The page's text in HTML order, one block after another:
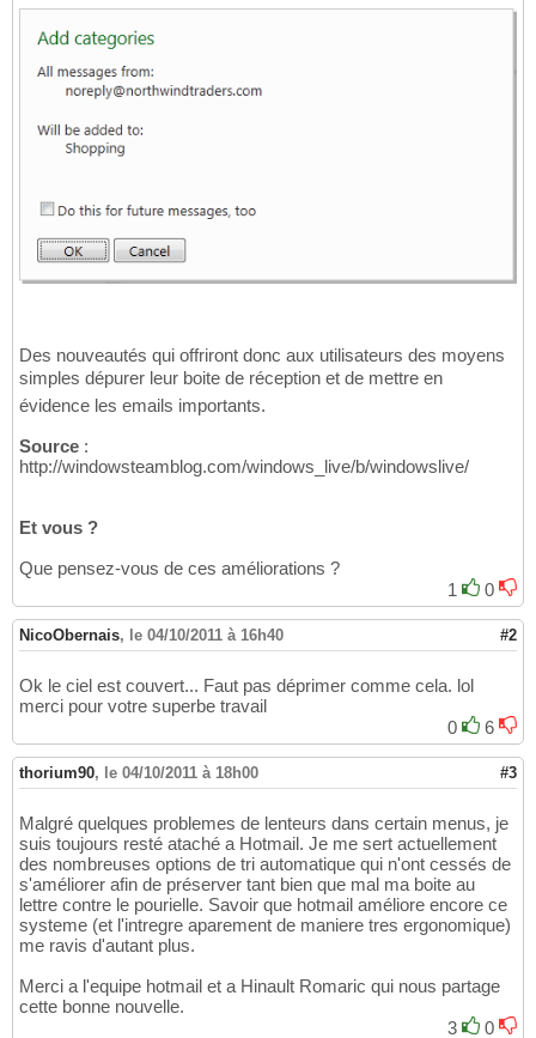
Des nouveautés qui offriront donc aux utilisateurs des moyens
simples dépurer leur boite de réception et de mettre en
évidence les emails importants.
Source :
http://windowsteamblog.com/windows_live/b/windowslive/
Et vous ?
Que pensez-vous de ces améliorations ?
1
0
NicoObernais, le 04/10/2011 à 16h40 #2
Ok le ciel est couvert... Faut pas déprimer comme cela. lol
merci pour votre superbe travail
0
6
thorium90, le 04/10/2011 à 18h00 #3
Malgré quelques problemes de lenteurs dans certain menus, je
suis toujours resté ataché a Hotmail. Je me sert actuellement
des nombreuses options de tri automatique qui n'ont cessés de
s'améliorer afin de préserver tant bien que mal ma boite au
lettre contre le pourielle. Savoir que hotmail améliore encore ce
systeme (et l'intregre aparement de maniere tres ergonomique)
me ravis d'autant plus.
Merci a l'equipe hotmail et a Hinault Romaric qui nous partage
cette bonne nouvelle.
3
0